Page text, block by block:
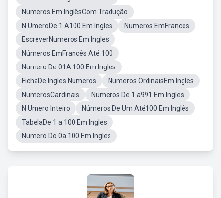
Numeros Em InglêsCom Tradução
N UmeroDe 1 A100 Em Ingles
Numeros EmFrances
EscreverNumeros Em Ingles
Números EmFrancês Até 100
Numero De 01A 100 Em Ingles
FichaDe Ingles Numeros
Numeros OrdinaisEm Ingles
NumerosCardinais
Numeros De 1 a991 Em Ingles
N Umero Inteiro
Números De Um Até100 Em Inglês
TabelaDe 1 a 100 Em Ingles
Numero Do 0a 100 Em Ingles